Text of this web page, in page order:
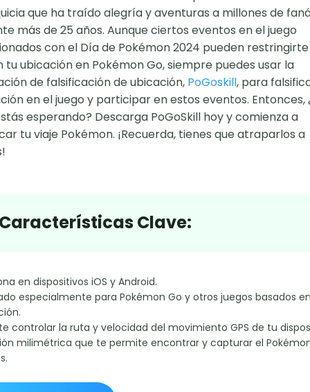
que ha traído alegría y aventuras a millones de
más de 25 años. Aunque ciertos eventos en el juego
con el Día de Pokémon 2024 pueden restringirte
tu ubicación en Pokémon Go, siempre puedes usar la
de falsificación de ubicación, PoGoskill, para
en el juego y participar en estos eventos. Entonces,
esperando? Descarga PoGoSkill hoy y comienza a
tu viaje Pokémon. ¡Recuerda, tienes que atraparlos a
Clave:
en dispositivos iOS y Android.
especialmente para Pokémon Go y otros juegos basados
controlar la ruta y velocidad del movimiento GPS de tu
milimétrica que te permite encontrar y capturar el